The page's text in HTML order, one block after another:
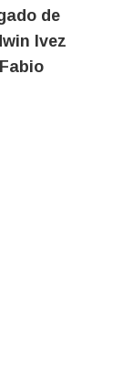
de
Ivez